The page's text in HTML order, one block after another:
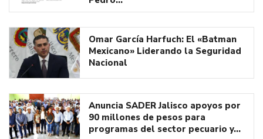
Omar García Harfuch: El «Batman
Mexicano» Liderando la Seguridad
Nacional
Anuncia SADER Jalisco apoyos por
90 millones de pesos para
programas del sector pecuario y…